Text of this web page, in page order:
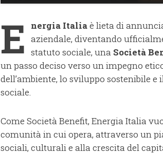
E nergia Italiaè lieta di
aziendale, diventando
statuto sociale, una Società
un passo deciso verso un impegno
dell’ambiente, lo sviluppo sostenibile
sociale.
Come Società Benefit, Energia Italia
comunità in cui opera, attraverso un
sociali, culturali e alla crescita del